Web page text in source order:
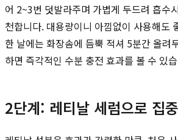
어 2~3번 덧발라주며 가볍게 두드려 흡수
천합니다. 대용량이니 아낌없이 사용해도
한 날에는 화장솜에 듬뿍 적셔 5분간 올려
하면 즉각적인 수분 충전 효과를 볼 수 있
2단계: 레티날 세럼으로 집